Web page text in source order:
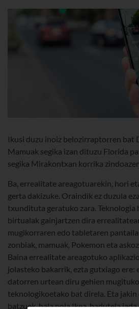
Ikusi duzu inoiz belozirraptorren bat
Mamuak segika izan dituzu Florida
segika Mirakontxan korrika
Ba, errealitate areagotuarekin, hori
gerta dakizuke. Oraindik ez duzula
txundituta geratuko zara. Teknologia
birtualak gainjartzen dira
mugikorraren edo tabletaren
zonbiak, mamuak, Pokemon eta
Baina errealitate areagotuko
jolasteko bakarrik, ezta gutxiago ere:
datorren urtean diru gehien
teknologikoetako bat direla. Eta jakin
batzuek, hala nola Ikea, badutela